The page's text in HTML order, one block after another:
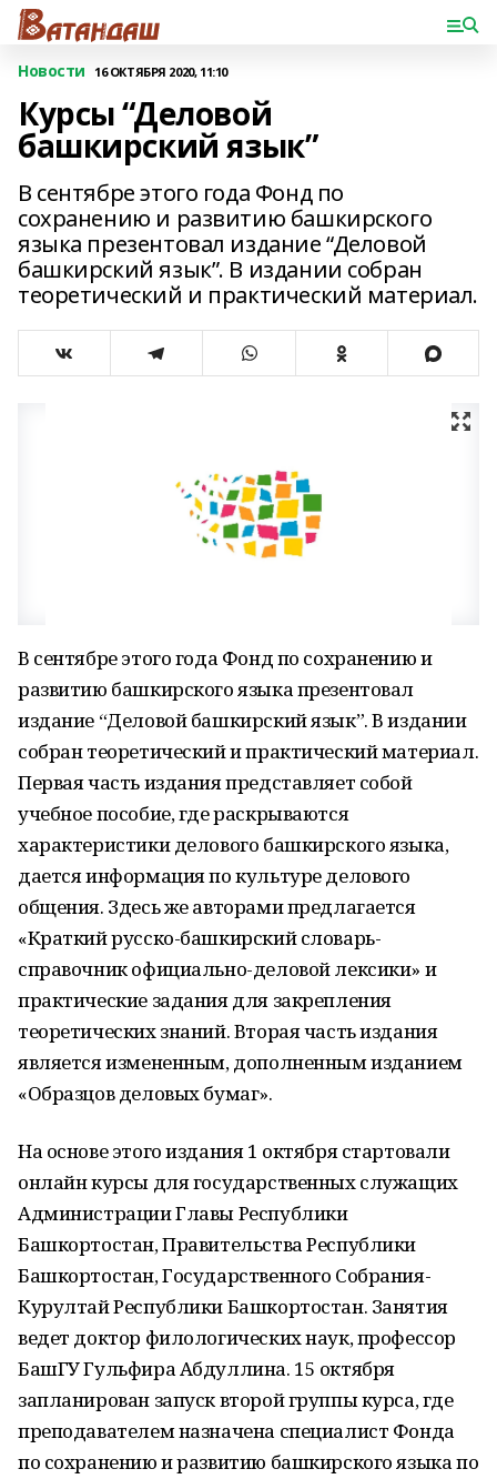
Новости 16 ОКТЯБРЯ 2020, 11:10
Курсы “Деловой
башкирский язык”
В сентябре этого года Фонд по
сохранению и развитию башкирского
языка презентовал издание “Деловой
башкирский язык”. В издании собран
теоретический и практический материал.
В сентябре этого года Фонд по сохранению и
развитию башкирского языка презентовал
издание “Деловой башкирский язык”. В издании
собран теоретический и практический материал.
Первая часть издания представляет собой
учебное пособие, где раскрываются
характеристики делового башкирского языка,
дается информация по культуре делового
общения. Здесь же авторами предлагается
«Краткий русско-башкирский словарь-
справочник официально-деловой лексики» и
практические задания для закрепления
теоретических знаний. Вторая часть издания
является измененным, дополненным изданием
«Образцов деловых бумаг».
На основе этого издания 1 октября стартовали
онлайн курсы для государственных служащих
Администрации Главы Республики
Башкортостан, Правительства Республики
Башкортостан, Государственного Собрания-
Курултай Республики Башкортостан. Занятия
ведет доктор филологических наук, профессор
БашГУ Гульфира Абдуллина. 15 октября
запланирован запуск второй группы курса, где
преподавателем назначена специалист Фонда
по сохранению и развитию башкирского языка по